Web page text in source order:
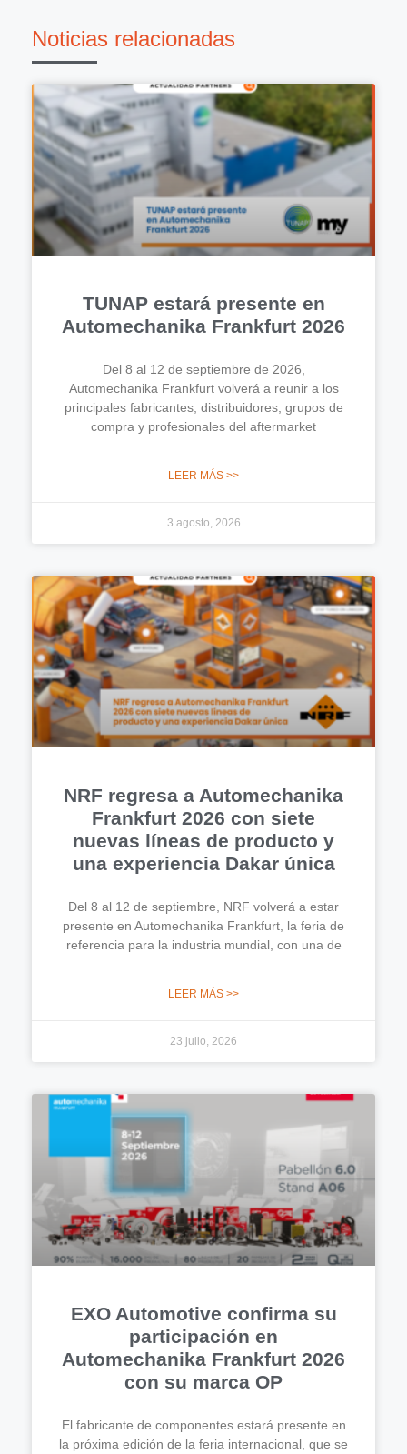
Noticias relacionadas
TUNAP estará presente en
Automechanika Frankfurt 2026
Del 8 al 12 de septiembre de 2026,
Automechanika Frankfurt volverá a reunir a los
principales fabricantes, distribuidores, grupos de
compra y profesionales del aftermarket
LEER MÁS >>
3 agosto, 2026
NRF regresa a Automechanika
Frankfurt 2026 con siete
nuevas líneas de producto y
una experiencia Dakar única
Del 8 al 12 de septiembre, NRF volverá a estar
presente en Automechanika Frankfurt, la feria de
referencia para la industria mundial, con una de
LEER MÁS >>
23 julio, 2026
EXO Automotive confirma su
participación en
Automechanika Frankfurt 2026
con su marca OP
El fabricante de componentes estará presente en
la próxima edición de la feria internacional, que se